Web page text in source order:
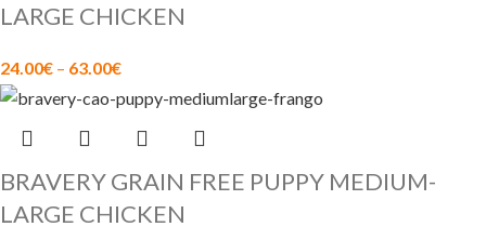
LARGE CHICKEN
24.00€ – 63.00€
BRAVERY GRAIN FREE PUPPY MEDIUM-
LARGE CHICKEN